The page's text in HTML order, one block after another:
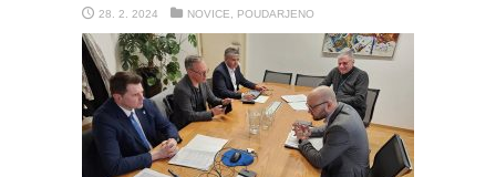
28. 2. 2024 NOVICE POUDARJENO